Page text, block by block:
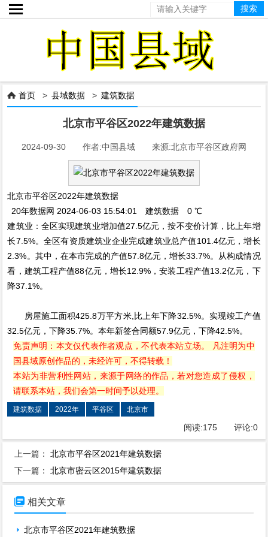

 首页 >县域数据 >建筑数据
北京市平谷区2022年建筑数据
2024-09-30 作者:中国县域 来源:北京市平谷区政府网
北京市平谷区2022年建筑数据
20年数据网 2024-06-03 15:54:01 建筑数据 0 ℃
建筑业：全区实现建筑业增加值27.5亿元，按不变价计算，比上年增
长7.5%。全区有资质建筑业企业完成建筑业总产值101.4亿元，增长
2.3%。其中，在本市完成的产值57.8亿元，增长33.7%。从构成情况
看，建筑工程产值88亿元，增长12.9%，安装工程产值13.2亿元，下
降37.1%。
房屋施工面积425.8万平方米,比上年下降32.5%。实现竣工产值
32.5亿元，下降35.7%。本年新签合同额57.9亿元，下降42.5%。
免责声明：本文仅代表作者观点，不代表本站立场。 凡注明为中
国县域原创作品的，未经许可，不得转载！
本站为非营利性网站，来源于网络的作品，若对您造成了侵权，
请联系本站，我们会第一时间予以处理。
建筑数据 2022年 平谷区 北京市
阅读:175评论:0
上一篇：北京市平谷区2021年建筑数据
下一篇：北京市密云区2015年建筑数据
 相关文章
北京市平谷区2021年建筑数据